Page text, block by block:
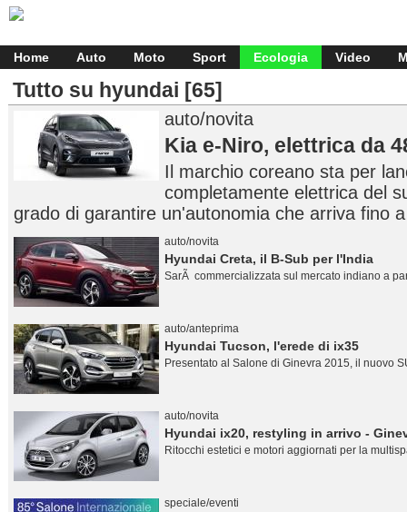
Home Auto Moto Sport Ecologia Video
Tutto su hyundai [65]
auto/novita
Kia e-Niro, elettrica da
Il marchio coreano sta per
completamente elettrica del
grado di garantire un'autonomia che arriva fino
auto/novita
Hyundai Creta, il B-Sub per l'India
SarÃ commercializzata sul mercato indiano a
auto/anteprima
Hyundai Tucson, l'erede di ix35
Presentato al Salone di Ginevra 2015, il nuovo
auto/novita
Hyundai ix20, restyling in arrivo -
Ritocchi estetici e motori aggiornati per la
speciale/eventi